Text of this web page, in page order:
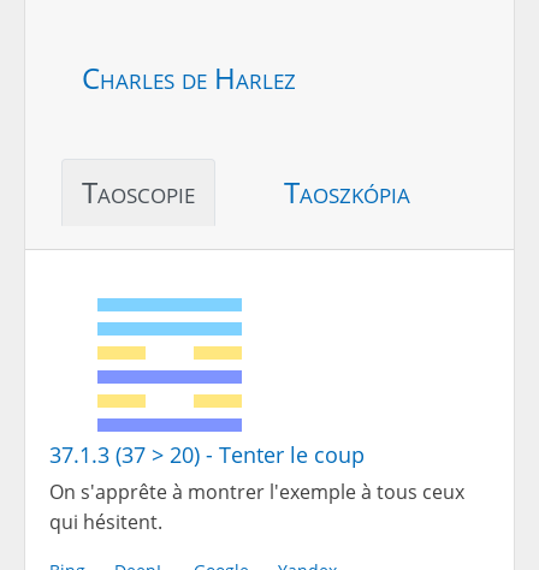
Charles de Harlez
Taoscopie Taoszkópia
37.1.3 (37 > 20) - Tenter le coup
On s'apprête à montrer l'exemple à tous ceux
qui hésitent.